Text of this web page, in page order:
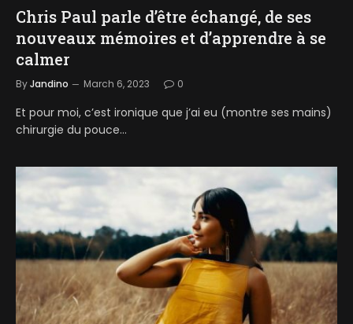
Chris Paul parle d’être échangé, de ses
nouveaux mémoires et d’apprendre à se
calmer
ByJandino March 6, 2023 0
Et pour moi, c’est ironique que j’ai eu (montre ses mains)
chirurgie du pouce…